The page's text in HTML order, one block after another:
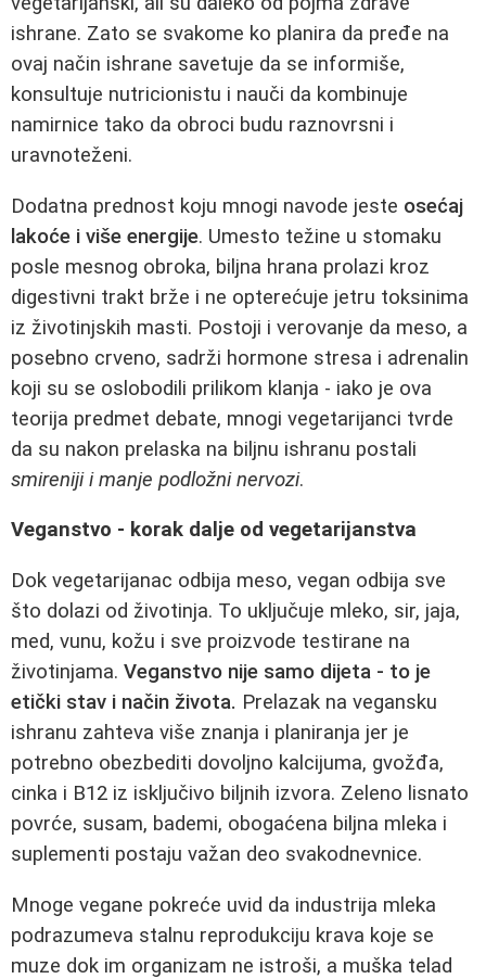
ishrane. Zato se svakome ko planira da pređe na
ovaj način ishrane savetuje da se informiše,
konsultuje nutricionistu i nauči da kombinuje
namirnice tako da obroci budu raznovrsni i
uravnoteženi.
Dodatna prednost koju mnogi navode jeste osećaj
lakoće i više energije. Umesto težine u stomaku
posle mesnog obroka, biljna hrana prolazi kroz
digestivni trakt brže i ne opterećuje jetru toksinima
iz životinjskih masti. Postoji i verovanje da meso, a
posebno crveno, sadrži hormone stresa i adrenalin
koji su se oslobodili prilikom klanja - iako je ova
teorija predmet debate, mnogi vegetarijanci tvrde
da su nakon prelaska na biljnu ishranu postali
smireniji i manje podložni nervozi.
Veganstvo - korak dalje od vegetarijanstva
Dok vegetarijanac odbija meso, vegan odbija sve
što dolazi od životinja. To uključuje mleko, sir, jaja,
med, vunu, kožu i sve proizvode testirane na
životinjama. Veganstvo nije samo dijeta - to je
etički stav i način života. Prelazak na vegansku
ishranu zahteva više znanja i planiranja jer je
potrebno obezbediti dovoljno kalcijuma, gvožđa,
cinka i B12 iz isključivo biljnih izvora. Zeleno lisnato
povrće, susam, bademi, obogaćena biljna mleka i
suplementi postaju važan deo svakodnevnice.
Mnoge vegane pokreće uvid da industrija mleka
podrazumeva stalnu reprodukciju krava koje se
muze dok im organizam ne istroši, a muška telad